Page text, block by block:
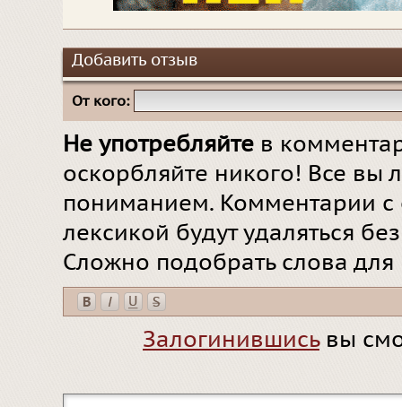
Добавить отзыв
От кого:
Не употребляйте в
оскорбляйте никого! Все вы
пониманием. Комментарии
лексикой будут удаляться
Сложно подобрать слова
Залогинившисьвы